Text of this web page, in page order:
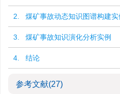
2. 煤矿事故动态知识图谱构建实
3. 煤矿事故知识演化分析实例
4. 结论
参考文献(27)